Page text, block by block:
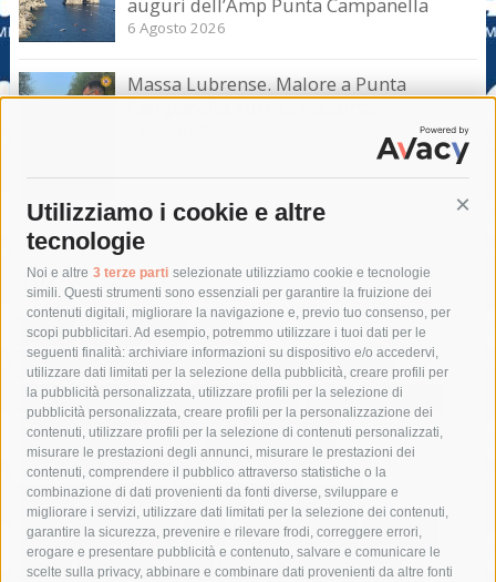
Utilizziamo i cookie e altre
tecnologie
Noi e altre 3 terze parti selezionate utilizziamo cookie e tecnologie
simili. Questi strumenti sono essenziali per garantire la fruizione dei
contenuti digitali, migliorare la navigazione e, previo tuo consenso, per
scopi pubblicitari. Ad esempio, potremmo utilizzare i tuoi dati per le
seguenti finalità: archiviare informazioni su dispositivo e/o accedervi,
utilizzare dati limitati per la selezione della pubblicità, creare profili per
la pubblicità personalizzata, utilizzare profili per la selezione di
pubblicità personalizzata, creare profili per la personalizzazione dei
contenuti, utilizzare profili per la selezione di contenuti personalizzati,
misurare le prestazioni degli annunci, misurare le prestazioni dei
contenuti, comprendere il pubblico attraverso statistiche o la
combinazione di dati provenienti da fonti diverse, sviluppare e
migliorare i servizi, utilizzare dati limitati per la selezione dei contenuti,
garantire la sicurezza, prevenire e rilevare frodi, correggere errori,
erogare e presentare pubblicità e contenuto, salvare e comunicare le
scelte sulla privacy, abbinare e combinare dati provenienti da altre fonti
auguri dell’Amp Punta Campanella
6 Agosto 2026
Massa Lubrense. Malore a Punta
Campanella, turista soccorsa
Tag
acqua allerta meteo
anas
area marina protetta di punta campanella
arresto
Asl Napoli 3 sud
capitaneria di porto capri
carabinieri
castellammare di stabia
circumvesuviana
comune di sorrento
concerto
contagi
costiera amalfitana
covid-19 eav
elezioni
fondazione sorrento
gori guardia costiera
incidente
lavori
lorenzo balducelli mare massa lubrense